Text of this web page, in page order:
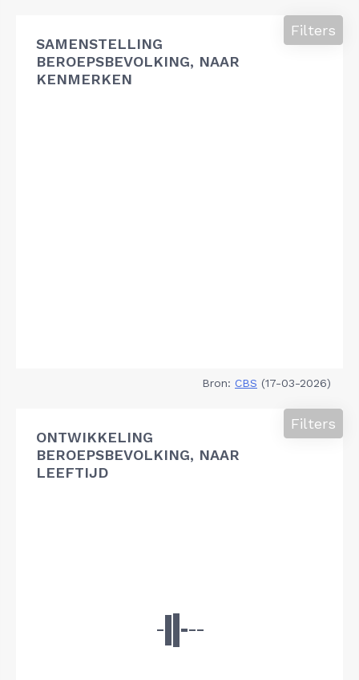
SAMENSTELLING
BEROEPSBEVOLKING, NAAR
KENMERKEN
Filters
Bron: CBS (17-03-2026)
ONTWIKKELING
BEROEPSBEVOLKING, NAAR
LEEFTIJD
Filters